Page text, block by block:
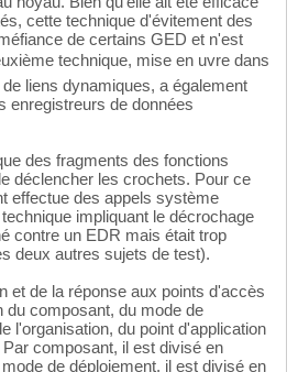
cette technique d'évitement des
de certains GED et n'est
technique, mise en uvre dans
liens dynamiques, a également
enregistreurs de données
des fragments des fonctions
déclencher les crochets. Pour ce
effectue des appels système
impliquant le décrochage
contre un EDR mais était trop
deux autres sujets de test).
et de la réponse aux points d'accès
du composant, du mode de
l'organisation, du point d'application
composant, il est divisé en
de déploiement, il est divisé en